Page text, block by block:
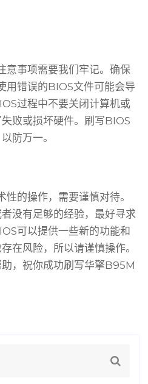
意事项需要我们牢记。确保
用错误的BIOS文件可能会导
过程中不要关闭计算机或
败或损坏硬件。刷写BIOS
防万一。
的操作，需要谨慎对待。
没有足够的经验，最好寻求
可以提供一些新的功能和
在风险，所以请谨慎操作。
，祝你成功刷写华擎B95M